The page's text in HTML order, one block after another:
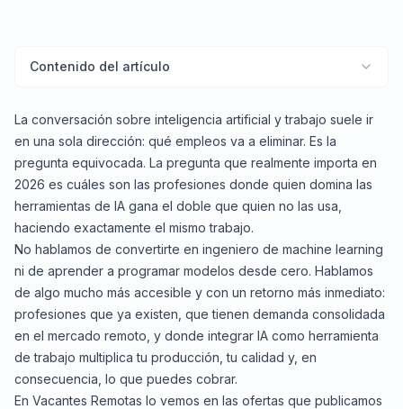
Contenido del artículo
La conversación sobre inteligencia artificial y trabajo suele ir
en una sola dirección: qué empleos va a eliminar. Es la
pregunta equivocada. La pregunta que realmente importa en
2026 es cuáles son las profesiones donde quien domina las
herramientas de IA gana el doble que quien no las usa,
haciendo exactamente el mismo trabajo.
No hablamos de convertirte en ingeniero de machine learning
ni de aprender a programar modelos desde cero. Hablamos
de algo mucho más accesible y con un retorno más inmediato:
profesiones que ya existen, que tienen demanda consolidada
en el mercado remoto, y donde integrar IA como herramienta
de trabajo multiplica tu producción, tu calidad y, en
consecuencia, lo que puedes cobrar.
En Vacantes Remotas lo vemos en las ofertas que publicamos